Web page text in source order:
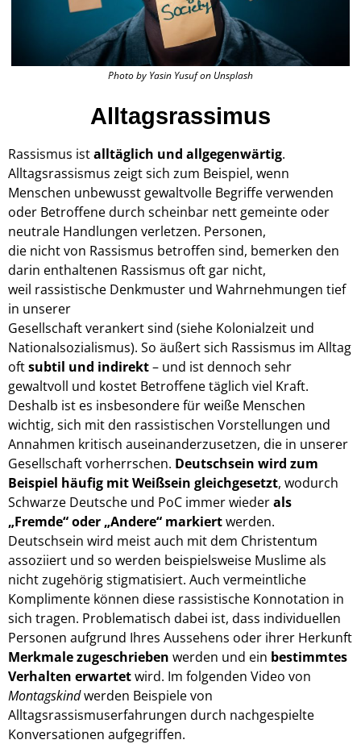
Photo by Yasin Yusuf on Unsplash
Alltagsrassimus
Rassismus istalltäglich und allgegenwärtig.
Alltagsrassismus zeigt sich zum Beispiel, wenn
Menschen unbewusst gewaltvolle Begriffe verwenden
oder Betroffene durch scheinbar nett gemeinte oder
neutrale Handlungen verletzen. Personen,
die nicht von Rassismus betroffen sind, bemerken den
darin enthaltenen Rassismus oft gar nicht,
weil rassistische Denkmuster und Wahrnehmungen tief
in unserer
Gesellschaft verankert sind (siehe Kolonialzeit und
Nationalsozialismus). So äußert sich Rassismus im Alltag
oftsubtil und indirekt– und ist dennoch sehr
gewaltvoll und kostet Betroffene täglich viel Kraft.
Deshalb ist es insbesondere für weiße Menschen
wichtig, sich mit den rassistischen Vorstellungen und
Annahmen kritisch auseinanderzusetzen, die in unserer
Gesellschaft vorherrschen. Deutschsein wird zum
Beispiel häufig mitWeißsein gleichgesetzt, wodurch
Schwarze Deutsche und PoC immer wiederals
„Fremde“ oder „Andere“ markiertwerden.
Deutschsein wird meist auch mit dem Christentum
assoziiert und so werden beispielsweise Muslime als
nicht zugehörig stigmatisiert. Auch vermeintliche
Komplimente können diese rassistische Konnotation in
sich tragen. Problematisch dabei ist, dass individuellen
Personen aufgrund Ihres Aussehens oder ihrer Herkunft
Merkmale zugeschrieben werden und ein bestimmtes
Verhalten erwartetwird. Im folgenden Video von
Montagskindwerden Beispiele von
Alltagsrassismuserfahrungen durch nachgespielte
Konversationen aufgegriffen.